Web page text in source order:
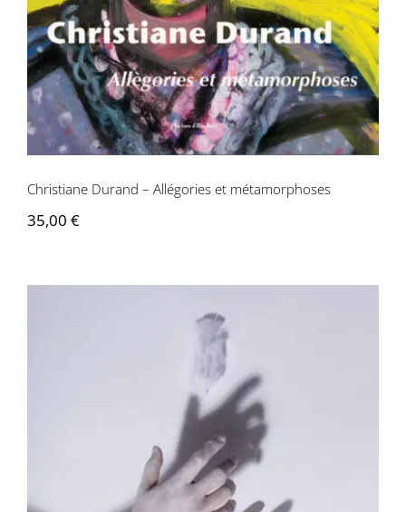
Contactez-nous
Christiane Durand – Allégories et métamorphoses
35,00 €
Akira Inumaru – Expérience d’Icare C